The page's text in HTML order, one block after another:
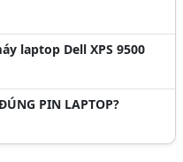
laptop Dell XPS 9500
PIN LAPTOP?